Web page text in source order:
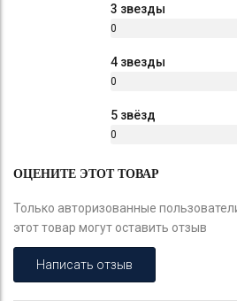
3 звезды
0
4 звезды
0
5 звёзд
0
ОЦЕНИТЕ ЭТОТ ТОВАР
Только авторизованные
этот товар могут оставить отзыв
Написать отзыв